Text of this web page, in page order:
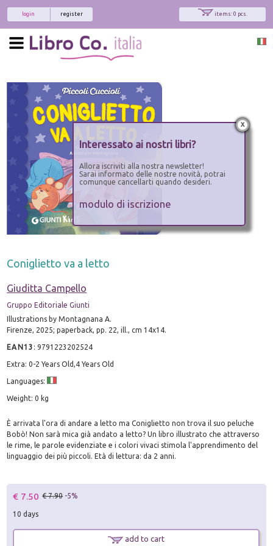
items: 0 pcs.
register
login
Coniglietto va a letto
Giuditta Campello
Gruppo Editoriale Giunti
Illustrations by Montagnana A.
Firenze, 2025; paperback, pp. 22, ill., cm 14x14.
EAN13 :9791223202524
Extra: 0-2 Years Old,4 Years Old
Languages:
Weight: 0 kg
È arrivata l'ora di andare a letto ma Coniglietto non trova il suo peluche
Bobò! Non sarà mica già andato a letto? Un libro illustrato che attraverso
le rime, le parole evidenziate e i colori vivaci stimola l'apprendimento del
linguaggio dei più piccoli. Età di lettura: da 2 anni.
€ 7.50 € 7.90 -5%
10 days
add to cart
x
Interessato ai nostri libri?
Allora iscriviti alla nostra newsletter!
Sarai informato delle nostre novità, potrai
comunque cancellarti quando desideri.
modulo di iscrizione